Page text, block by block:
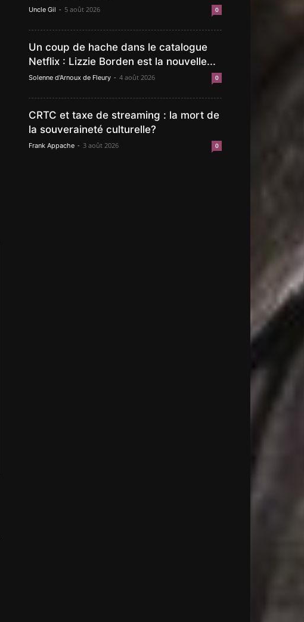
Uncle Gil - 5 août 2026 0
Un coup de hache dans le catalogue
Netflix : Lizzie Borden est la nouvelle...
Solenne d'Arnoux de Fleury - 4 août 2026 0
CRTC et taxe de streaming : la mort de
la souveraineté culturelle?
Frank Appache - 3 août 2026 0